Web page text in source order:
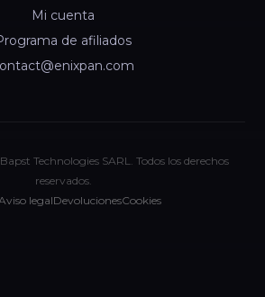
Mi cuenta
de afiliados
Technologies SARL. Todos los derechos
reservados.
legalDevolucionesCookies